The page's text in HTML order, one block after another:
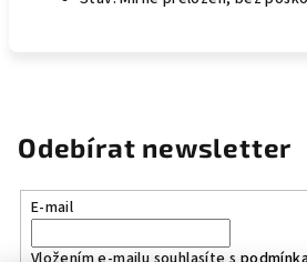
Odebírat newsletter
E-mail